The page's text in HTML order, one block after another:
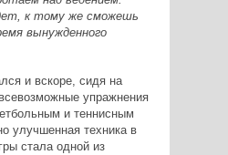
к тому же сможешь
вынужденного
и вскоре, сидя на
упражнения
и теннисным
улучшенная техника в
стала одной из